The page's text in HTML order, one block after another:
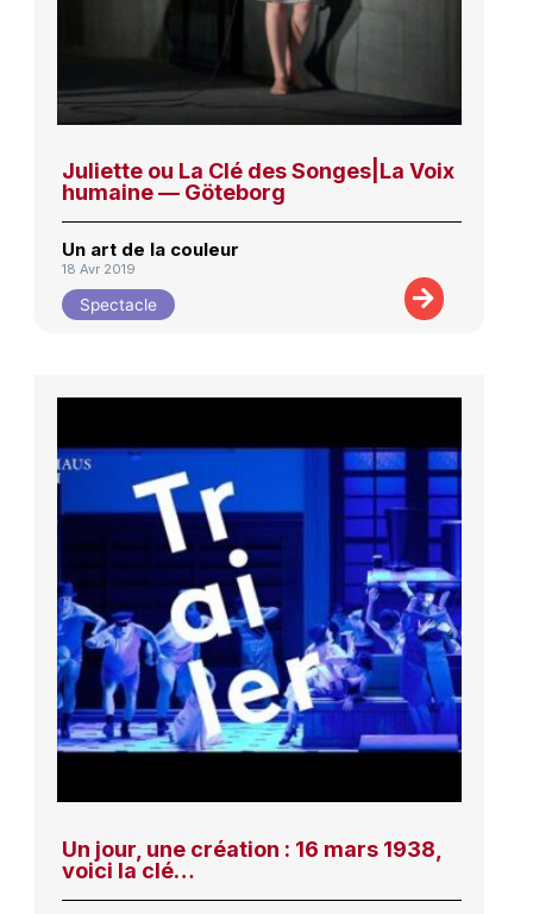
Juliette ou La Clé des Songes|La Voix
humaine — Göteborg
Un art de la couleur
18 Avr 2019
Spectacle
Un jour, une création : 16 mars 1938,
voici la clé…